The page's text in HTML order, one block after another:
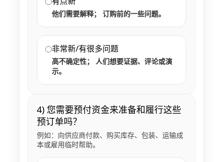
他们需要解释； 订购前的一些问题。
非常新/有很多问题
高不确定性； 人们想要证据、评论或演
示。
4) 您需要预付资金来准备和履行这些
预订单吗？
例如：向供应商付款、购买库存、包装、运输成
本或雇用临时帮助。